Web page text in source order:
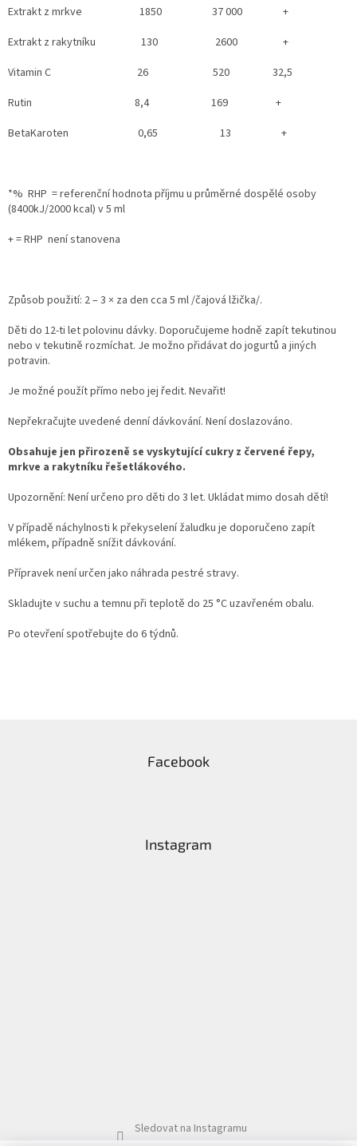
Extrakt z mrkve 1850 37 000 +
Extrakt z rakytníku 130 2600 +
Vitamin C 26 520 32,5
Rutin 8,4 169 +
BetaKaroten 0,65 13 +
*% RHP = referenční hodnota příjmu u průměrné dospělé osoby
(8400kJ/2000 kcal) v 5 ml
+ = RHP není stanovena
Způsob použití: 2 – 3 × za den cca 5 ml /čajová lžička/.
Děti do 12-ti let polovinu dávky. Doporučujeme hodně zapít tekutinou
nebo v tekutině rozmíchat. Je možno přidávat do jogurtů a jiných
potravin.
Je možné použít přímo nebo jej ředit. Nevařit!
Nepřekračujte uvedené denní dávkování. Není doslazováno.
Obsahuje jen přirozeně se vyskytující cukry z červené řepy,
mrkve a rakytníku řešetlákového.
Upozornění: Není určeno pro děti do 3 let. Ukládat mimo dosah dětí!
V případě náchylnosti k překyselení žaludku je doporučeno zapít
mlékem, případně snížit dávkování.
Přípravek není určen jako náhrada pestré stravy.
Skladujte v suchu a temnu při teplotě do 25 °C uzavřeném obalu.
Po otevření spotřebujte do 6 týdnů.
Facebook
Instagram
Sledovat na Instagramu